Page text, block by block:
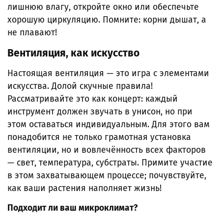
лишнюю влагу, откройте окно или обеспечьте
хорошую циркуляцию. Помните: корни дышат, а
не плавают!
Вентиляция, как искусство
Настоящая вентиляция — это игра с элементами
искусства. Долой скучные правила!
Рассматривайте это как концерт: каждый
инструмент должен звучать в унисон, но при
этом оставаться индивидуальным. Для этого вам
понадобится не только грамотная установка
вентиляции, но и вовлечённость всех факторов
— свет, температура, субстраты. Примите участие
в этом захватывающем процессе; почувствуйте,
как ваши растения наполняет жизнь!
Подходит ли ваш микроклимат?